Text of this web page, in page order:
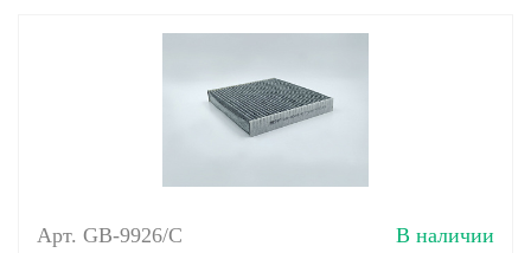
Арт. GB-9926/C В наличии